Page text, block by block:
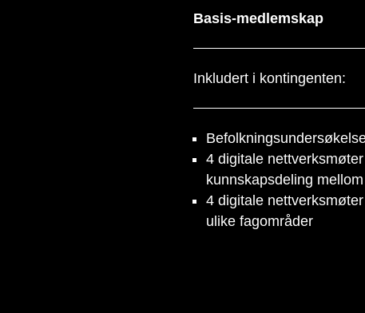
Basis-medlemskap
Inkludert i kontingenten:
4 digitale
kunnskapsdeling
4 digitale
ulike fagområder